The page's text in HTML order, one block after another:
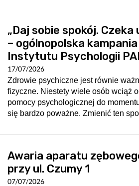
„Daj sobie spokój.
– ogólnopolska
Instytutu Psychologii
17/07/2026
Zdrowie psychiczne jest równie
fizyczne. Niestety wiele osób wciąż
pomocy psychologicznej do
się bardzo poważne. Zmienić ten
Awaria aparatu
przy ul. Czumy 1
07/07/2026